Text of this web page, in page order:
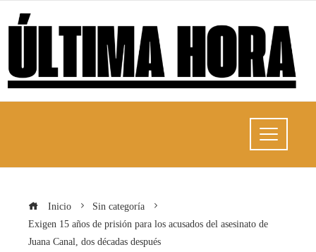
Inicio
Sin categoría
Exigen 15 años de prisión para los acusados ​​del asesinato de
Juana Canal, dos décadas después